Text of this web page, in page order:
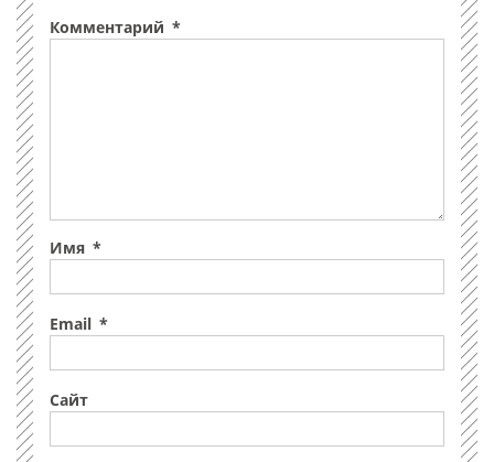
Комментарий *
Имя *
Email *
Сайт